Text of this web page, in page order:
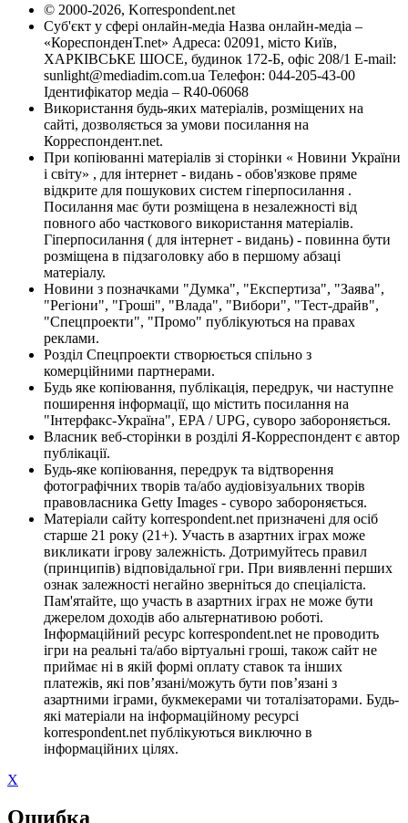
© 2000-2026, Korrespondent.net
Суб'єкт у сфері онлайн-медіа Назва онлайн-медіа –
«КореспонденТ.net» Адреса: 02091, місто Київ,
ХАРКІВСЬКЕ ШОСЕ, будинок 172-Б, офіс 208/1 E-mail:
sunlight@mediadim.com.ua Телефон: 044-205-43-00
Ідентифікатор медіа – R40-06068
Використання будь-яких матеріалів, розміщених на
сайті, дозволяється за умови посилання на
Корреспондент.net.
При копіюванні матеріалів зі сторінки « Новини України
і світу» , для інтернет - видань - обов'язкове пряме
відкрите для пошукових систем гіперпосилання .
Посилання має бути розміщена в незалежності від
повного або часткового використання матеріалів.
Гіперпосилання ( для інтернет - видань) - повинна бути
розміщена в підзаголовку або в першому абзаці
матеріалу.
Новини з позначками "Думка", "Експертиза", "Заява",
"Регіони", "Гроші", "Влада", "Вибори", "Тест-драйв",
"Спецпроекти", "Промо" публікуються на правах
реклами.
Розділ Спецпроекти створюється спільно з
комерційними партнерами.
Будь яке копіювання, публікація, передрук, чи наступне
поширення інформації, що містить посилання на
"Інтерфакс-Україна", EPA / UPG, суворо забороняється.
Власник веб-сторінки в розділі Я-Корреспондент є автор
публікації.
Будь-яке копіювання, передрук та відтворення
фотографічних творів та/або аудіовізуальних творів
правовласника Getty Images - суворо забороняється.
Матеріали сайту korrespondent.net призначені для осіб
старше 21 року (21+). Участь в азартних іграх може
викликати ігрову залежність. Дотримуйтесь правил
(принципів) відповідальної гри. При виявленні перших
ознак залежності негайно зверніться до спеціаліста.
Пам'ятайте, що участь в азартних іграх не може бути
джерелом доходів або альтернативою роботі.
Інформаційний ресурс korrespondent.net не проводить
ігри на реальні та/або віртуальні гроші, також сайт не
приймає ні в якій формі оплату ставок та інших
платежів, які пов’язані/можуть бути пов’язані з
азартними іграми, букмекерами чи тоталізаторами. Будь-
які матеріали на інформаційному ресурсі
korrespondent.net публікуються виключно в
інформаційних цілях.
X
Ошибка